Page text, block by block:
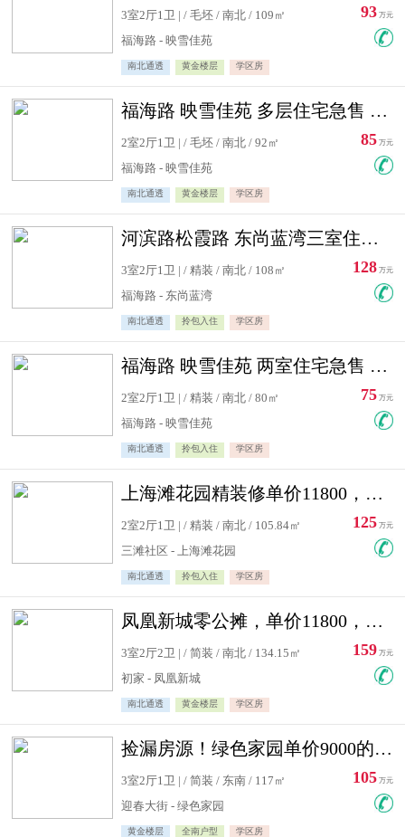
3室2厅1卫 | / 毛坯 / 南北 / 109㎡
福海路 - 映雪佳苑
南北通透 黄金楼层 学区房
93 万元
福海路 映雪佳苑 多层住宅急售 可公积金贷款
2室2厅1卫 | / 毛坯 / 南北 / 92㎡
福海路 - 映雪佳苑
南北通透 黄金楼层 学区房
85 万元
河滨路松霞路 东尚蓝湾三室住宅急售
3室2厅1卫 | / 精装 / 南北 / 108㎡
福海路 - 东尚蓝湾
南北通透 拎包入住 学区房
128 万元
福海路 映雪佳苑 两室住宅急售 可公积金贷款
2室2厅1卫 | / 精装 / 南北 / 80㎡
福海路 - 映雪佳苑
南北通透 拎包入住 学区房
75 万元
上海滩花园精装修单价11800，价格最低的两居室，无敌视野
2室2厅1卫 | / 精装 / 南北 / 105.84㎡
三滩社区 - 上海滩花园
南北通透 拎包入住 学区房
125 万元
凤凰新城零公摊，单价11800，白银楼层，一个车库另算
3室2厅2卫 | / 简装 / 南北 / 134.15㎡
初家 - 凤凰新城
南北通透 黄金楼层 学区房
159 万元
捡漏房源！绿色家园单价9000的大三居，实验小学永明双学区
3室2厅1卫 | / 简装 / 东南 / 117㎡
迎春大街 - 绿色家园
黄金楼层 全南户型 学区房
105 万元